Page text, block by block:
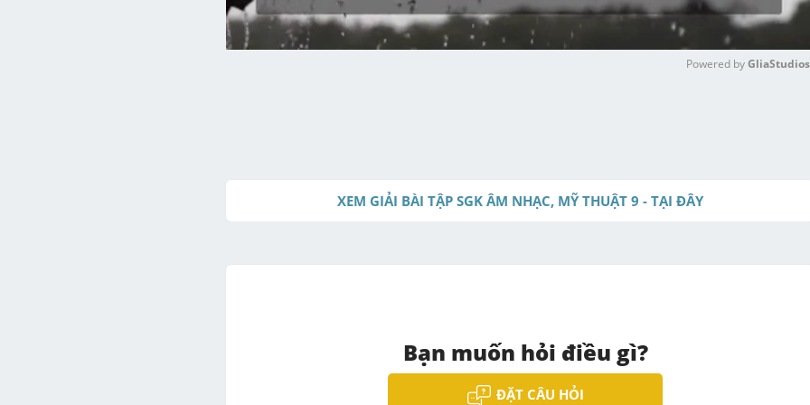
Powered by GliaStudios
XEM GIẢI BÀI TẬP SGK ÂM NHẠC, MỸ THUẬT 9 - TẠI ĐÂY
Bạn muốn hỏi điều gì?
ĐẶT CÂU HỎI